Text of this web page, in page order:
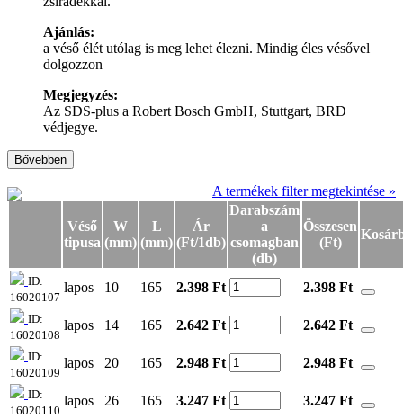
Ajánlás:
a véső élét utólag is meg lehet élezni. Mindig éles vésővel
dolgozzon
Megjegyzés:
Az SDS-plus a Robert Bosch GmbH, Stuttgart, BRD
védjegye.
Bővebben
A termékek filter megtekintése »
Véső
tipusa
W
(mm)
L
(mm)
Ár
(Ft/1db)
Darabszám
a
csomagban
(db)
Összesen
(Ft)
ID:
16020107
lapos 10 165 2.398 Ft 2.398 Ft
ID:
16020108
lapos 14 165 2.642 Ft 2.642 Ft
ID:
16020109
lapos 20 165 2.948 Ft 2.948 Ft
ID:
16020110
lapos 26 165 3.247 Ft 3.247 Ft